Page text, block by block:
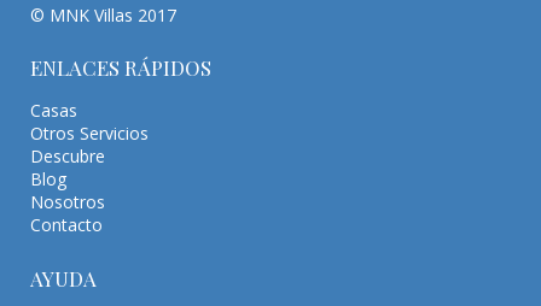
© MNK Villas 2017
ENLACES RÁPIDOS
Casas
Otros Servicios
Descubre
Blog
Nosotros
Contacto
AYUDA